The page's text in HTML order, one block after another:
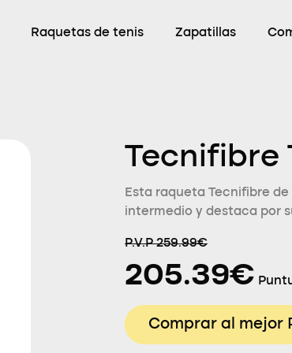
Raquetas de tenis Zapatillas
Tecnifibre
Esta raqueta Tecnifibre
intermedio y destaca por
P.V.P 259.99€
205.39€
Comprar al mejor